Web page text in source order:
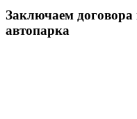
Заключаем
автопарка